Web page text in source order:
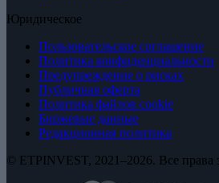
Юридическое
Пользовательское соглашение
Политика конфиденциальности
Предупреждение о рисках
Публичная оферта
Политика файлов cookie
Биржевые данные
Редакционная политика
© ETPINVEST, 2021–2026. Все